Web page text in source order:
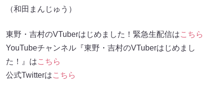
（和田まんじゅう）
東野・吉村のVTuberはじめました！緊急生配信はこちら
YouTubeチャンネル『東野・吉村のVTuberはじめまし
た！』はこちら
公式Twitterはこちら